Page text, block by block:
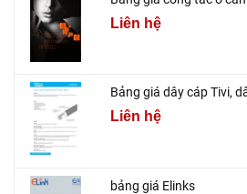
Liên hệ
Bảng giá dây cáp Tivi,
Liên hệ
bảng giá Elinks